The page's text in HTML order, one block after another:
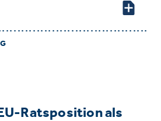
Ratsposition als